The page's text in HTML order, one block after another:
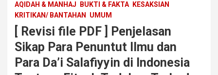
AQIDAH & MANHAJ BUKTI & FAKTA
KESAKSIAN
KRITIKAN/ BANTAHAN
UMUM
[ Revisi file PDF ] Penjelasan
Sikap Para Penuntut Ilmu dan
Para Da’i Salafiyyin di Indonesia